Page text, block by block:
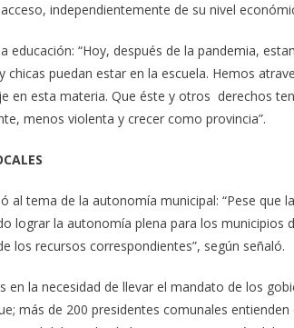
independientemente de su nivel
educación: “Hoy, después de la pandemia,
chicas puedan estar en la escuela. Hemos
en esta materia. Que éste y otros derechos
menos violenta y crecer como provincia”.
al tema de la autonomía municipal: “Pese que
lograr la autonomía plena para los municipios
los recursos correspondientes”, según señaló.
en la necesidad de llevar el mandato de los
más de 200 presidentes comunales